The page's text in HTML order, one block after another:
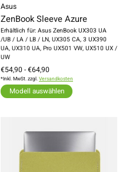
Asus
ZenBook Sleeve Azure
Erhältlich für: Asus ZenBook UX303 UA
/UB / LA / LB / LN, UX305 CA, 3 UX390
UA, UX310 UA, Pro UX501 VW, UX510 UX /
UW
€54,90 - €64,90
*Inkl. MwSt. zzgl.Versandkosten
Modell auswählen